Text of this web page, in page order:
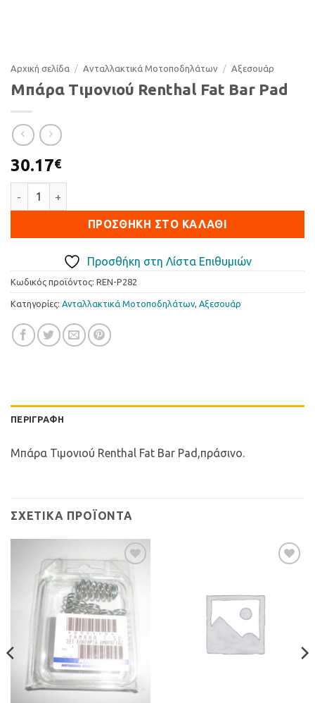
Αρχική σελίδα / Ανταλλακτικά Μοτοποδηλάτων / Αξεσουάρ
Μπάρα Τιμονιού Renthal Fat Bar Pad
30.17€
ΠΡΟΣΘΉΚΗ ΣΤΟ ΚΑΛΆΘΙ
Προσθήκη στη Λίστα Επιθυμιών
Κωδικός προϊόντος: REN-P282
Κατηγορίες: Ανταλλακτικά Μοτοποδηλάτων, Αξεσουάρ
ΠΕΡΙΓΡΑΦΉ
Μπάρα Τιμονιού Renthal Fat Bar Pad,πράσινο.
ΣΧΕΤΙΚΆ ΠΡΟΪΌΝΤΑ
Προσθήκη
στη Λίστα
Επιθυμιών
Επιθυμιών